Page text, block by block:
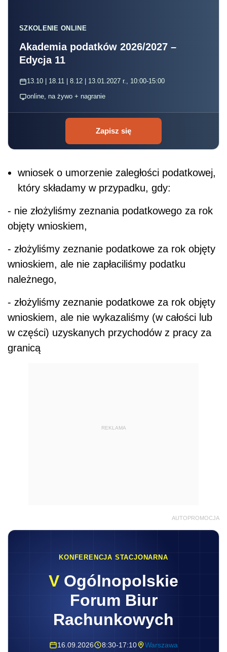
SZKOLENIE ONLINE
Akademia podatków 2026/2027 –
Edycja 11
13.10 | 18.11 | 8.12 | 13.01.2027 r., 10:00-15:00
online, na żywo + nagranie
Zapisz się
wniosek o umorzenie zaległości podatkowej,
który składamy w przypadku, gdy:
- nie złożyliśmy zeznania podatkowego za rok
objęty wnioskiem,
- złożyliśmy zeznanie podatkowe za rok objęty
wnioskiem, ale nie zapłaciliśmy podatku
należnego,
- złożyliśmy zeznanie podatkowe za rok objęty
wnioskiem, ale nie wykazaliśmy (w całości lub
w części) uzyskanych przychodów z pracy za
granicą
REKLAMA
AUTOPROMOCJA
KONFERENCJA STACJONARNA
V Ogólnopolskie
Forum Biur
Rachunkowych
16.09.2026 8:30-17:10 Warszawa